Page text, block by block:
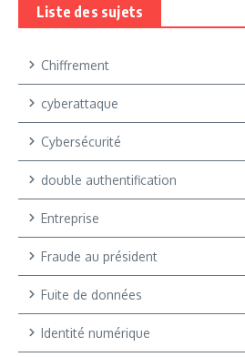
Liste des sujets
Chiffrement
cyberattaque
Cybersécurité
double authentification
Entreprise
Fraude au président
Fuite de données
Identité numérique